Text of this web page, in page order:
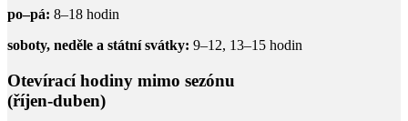
po–pá: 8–18 hodin
soboty, neděle a státní svátky: 9–12, 13–15 hodin
Otevírací hodiny mimo sezónu
(říjen-duben)